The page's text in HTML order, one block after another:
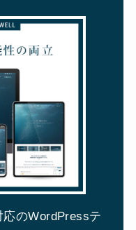
のWordPressテ